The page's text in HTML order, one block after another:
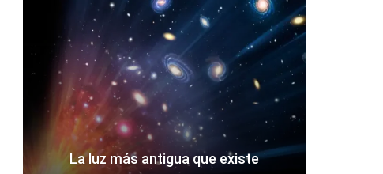
La luz más antigua que existe